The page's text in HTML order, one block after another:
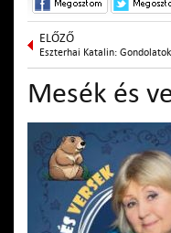
ELŐZŐ
Eszterhai Katalin:
Mesék és